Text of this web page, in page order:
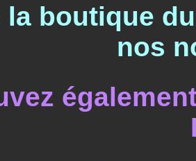
la boutique
nos